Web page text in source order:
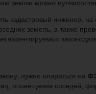
землю можно
кадастровый инженер,
земель, а также
нужно опираться на
оповещения соседей,